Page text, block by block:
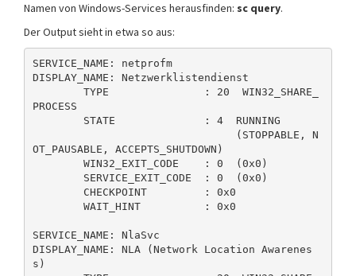
Namen von Windows-Services herausfinden: sc query.
Der Output sieht in etwa so aus:
SERVICE_NAME: netprofm
DISPLAY_NAME: Netzwerklistendienst
PROCESS
OT_PAUSABLE, ACCEPTS_SHUTDOWN)
SERVICE_NAME: NlaSvc
DISPLAY_NAME: NLA (Network Location Awarenes
s)